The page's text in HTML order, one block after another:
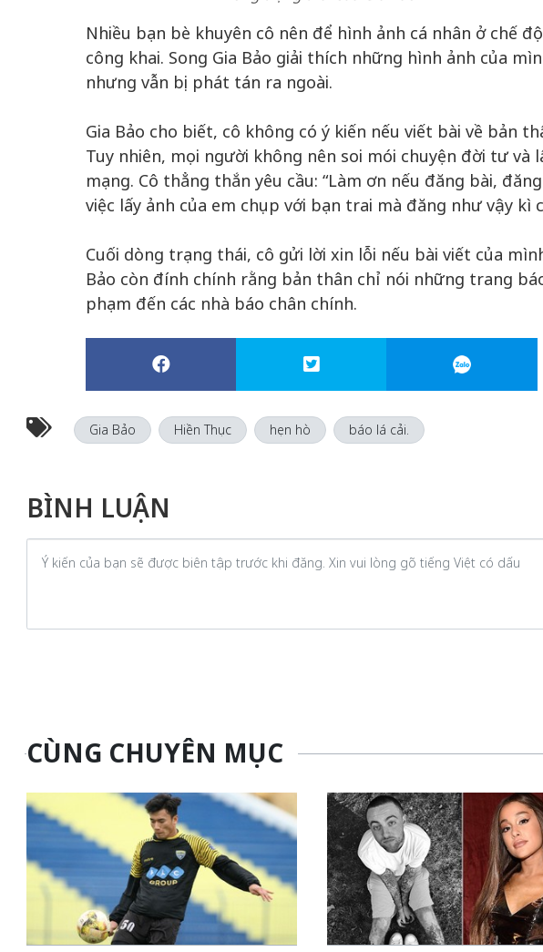
Nhiều bạn bè khuyên cô nên để hình ảnh cá nhân ở chế
công khai. Song Gia Bảo giải thích những hình ảnh của
nhưng vẫn bị phát tán ra ngoài.
Gia Bảo cho biết, cô không có ý kiến nếu viết bài về bản
Tuy nhiên, mọi người không nên soi mói chuyện đời tư và
mạng. Cô thẳng thắn yêu cầu: “Làm ơn nếu đăng bài,
việc lấy ảnh của em chụp với bạn trai mà đăng như vậy kì
Cuối dòng trạng thái, cô gửi lời xin lỗi nếu bài viết của
Bảo còn đính chính rằng bản thân chỉ nói những trang
phạm đến các nhà báo chân chính.
Gia Bảo Hiền Thục hẹn hò báo lá cải.
BÌNH LUẬN
CÙNG CHUYÊN MỤC